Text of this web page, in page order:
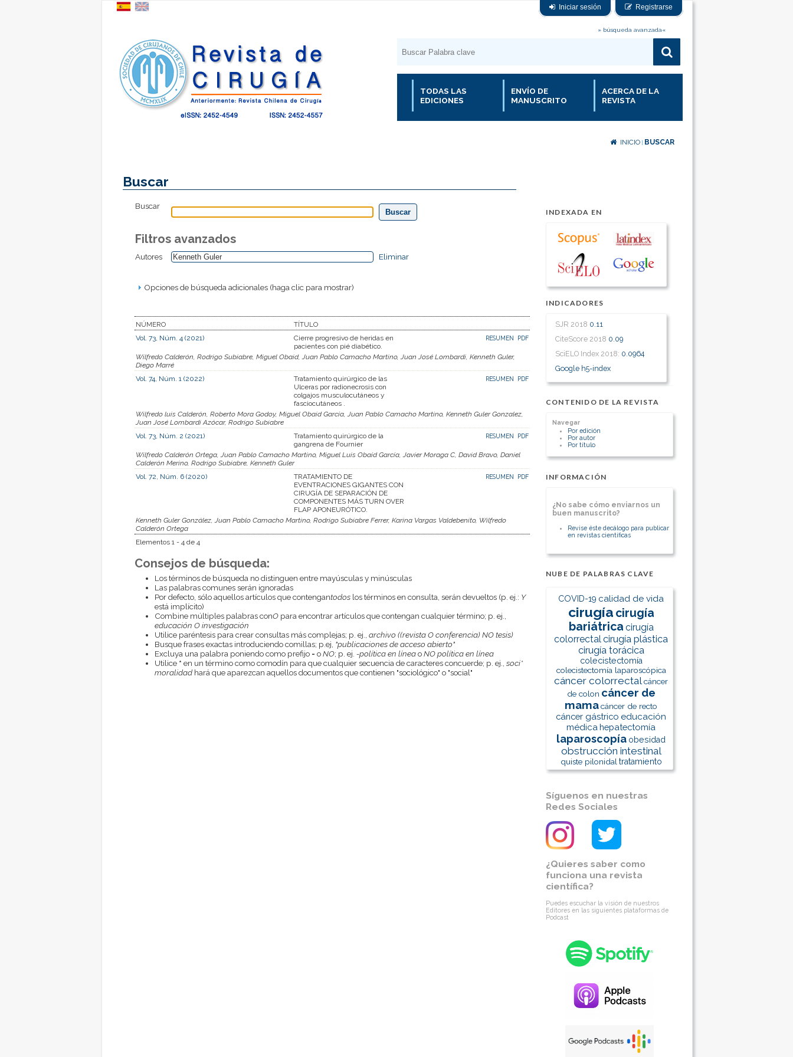
Iniciar sesión Registrarse
» búsqueda avanzada«
TODAS LAS
EDICIONES
ENVÍO DE
MANUSCRITO
ACERCA DE LA
REVISTA
INICIO BUSCAR
INDEXADA EN
INDICADORES
SJR 2018 0.11
CiteScore 2018 0.09
SciELO Index 2018: 0.0964
Google h5-index
CONTENIDO DE LA REVISTA
Navegar
Por edición
Por autor
Por título
INFORMACIÓN
¿No sabe cómo enviarnos un
buen manuscrito?
Revise éste decálogo para publicar
en revistas científicas
NUBE DE PALABRAS CLAVE
COVID-19 calidad de vida
cirugía cirugía
bariátrica cirugía
colorrectalcirugía plástica
cirugía torácica
colecistectomía
colecistectomía laparoscópica
cáncer colorrectalcáncer
de colon cáncer de
mamacáncer de recto
cáncer gástrico educación
médicahepatectomía
laparoscopía obesidad
obstrucción intestinal
quiste pilonidal tratamiento
Síguenos en nuestras
Redes Sociales
¿Quieres saber como
funciona una revista
científica?
Puedes escuchar la visión de nuestros
Editores en las siguientes plataformas de
Podcast
Buscar
Buscar
Filtros avanzados
Autores Eliminar
Opciones de búsqueda adicionales (haga clic para mostrar)
NÚMERO
TÍTULO
Vol. 73, Núm. 4 (2021)
Cierre progresivo de heridas en
pacientes con pié diabético.
RESUMEN PDF
Wilfredo Calderón, Rodrigo Subiabre, Miguel Obaid, Juan Pablo Camacho Martino, Juan José Lombardi, Kenneth Guler,
Diego Marré
Vol. 74, Núm. 1 (2022)
Tratamiento quirúrgico de las
Ulceras por radionecrosis con
colgajos musculocutáneos y
fasciocutáneos .
RESUMEN PDF
Wilfredo luis Calderón, Roberto Mora Godoy, Miguel Obaid García, Juan Pablo Camacho Martino, Kenneth Guler Gonzalez,
Juan José Lombardi Azócar, Rodrigo Subiabre
Vol. 73, Núm. 2 (2021)
Tratamiento quirúrgico de la
gangrena de Fournier
RESUMEN PDF
Wilfredo Calderón Ortega, Juan Pablo Camacho Martino, Miguel Luis Obaíd García, Javier Moraga C, David Bravo, Daniel
Calderón Merino, Rodrigo Subiabre, Kenneth Guler
Vol. 72, Núm. 6 (2020)
TRATAMIENTO DE
EVENTRACIONES GIGANTES CON
CIRUGÍA DE SEPARACIÓN DE
COMPONENTES MÁS TURN OVER
FLAP APONEURÓTICO.
RESUMEN PDF
Kenneth Guler González, Juan Pablo Camacho Martino, Rodrigo Subiabre Ferrer, Karina Vargas Valdebenito, Wilfredo
Calderón Ortega
Elementos 1 - 4 de 4
Consejos de búsqueda:
Los términos de búsqueda no distinguen entre mayúsculas y minúsculas
Las palabras comunes serán ignoradas
Por defecto, sólo aquellos artículos que contengantodoslos términos en consulta, serán devueltos (p. ej.: Y
está implícito)
Combine múltiples palabras conOpara encontrar artículos que contengan cualquier término; p. ej.,
educación O investigación
Utilice paréntesis para crear consultas más complejas; p. ej., archivo ((revista O conferencia) NO tesis)
Busque frases exactas introduciendo comillas; p.ej, "publicaciones de acceso abierto"
Excluya una palabra poniendo como prefijo - oNO; p. ej. -política en líneaoNO política en línea
Utilice * en un término como comodín para que cualquier secuencia de caracteres concuerde; p. ej., soci*
moralidadhará que aparezcan aquellos documentos que contienen "sociológico" o "social"